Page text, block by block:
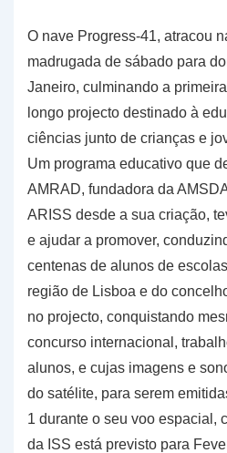
O nave Progress-41, atracou
madrugada de sábado para
Janeiro, culminando a
longo projecto destinado à
ciências junto de crianças e
Um programa educativo que
AMRAD, fundadora da
ARISS desde a sua criação,
e ajudar a promover,
centenas de alunos de
região de Lisboa e do
no projecto, conquistando
concurso internacional,
alunos, e cujas imagens e
do satélite, para serem
1 durante o seu voo espacial,
da ISS está previsto para